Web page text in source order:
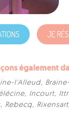
JE
également
l'Alleud,
, Incourt,
, Rebecq, Rixensart